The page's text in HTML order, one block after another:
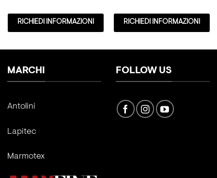
RICHIEDI INFORMAZIONI RICHIEDI INFORMAZIONI
MARCHI
Antolini
Lapitec
Marmotex
FOLLOW US